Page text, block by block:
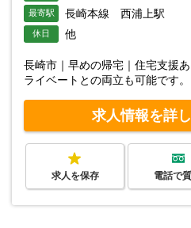
最寄駅 長崎本線 西浦上駅
休日 他
長崎市｜早めの帰宅｜住宅支援
ライベートとの両立も可能です。
求人情報を詳
求人を保存 電話で